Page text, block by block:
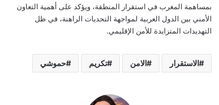
بمساهمة المغرب في استقرار المنطقة، ويؤكد على أهمية التعاون
الأمني بين الدول العربية لمواجهة التحديات الراهنة، في ظل
التهديدات المتزايدة للأمن الإقليمي.
الاستقرار الامن تكريم حموشي